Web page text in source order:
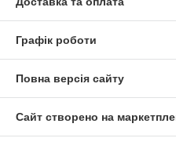
Графік роботи
Повна версія сайту
Сайт створено на